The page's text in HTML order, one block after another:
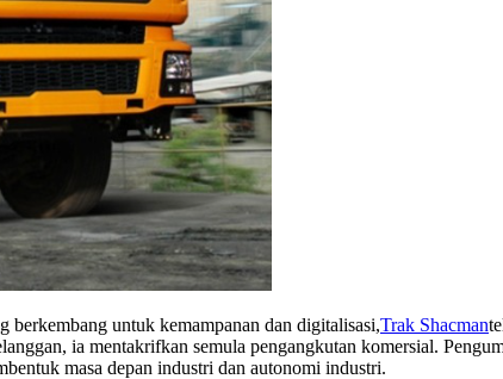
berkembang untuk kemampanan dan digitalisasi,Trak Shacman
ia mentakrifkan semula pengangkutan komersial.
masa depan industri dan autonomi industri.